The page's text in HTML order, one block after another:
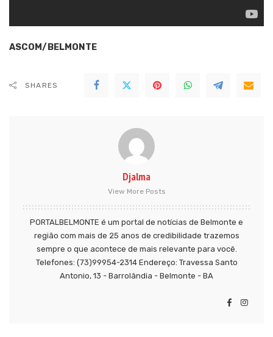
ASCOM/BELMONTE
SHARES
Djalma
View More Posts
PORTALBELMONTE é um portal de notícias de Belmonte e
região com mais de 25 anos de credibilidade trazemos
sempre o que acontece de mais relevante para você.
Telefones: (73)99954-2314 Endereço: Travessa Santo
Antonio, 13 - Barrolândia - Belmonte - BA